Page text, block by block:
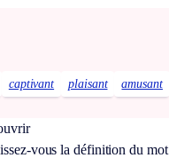
captivant plaisant amusant
vous la définition du mot